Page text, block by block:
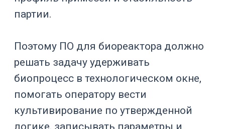
всех биопроцессах, где результат
зависит от повторяемости
роль ПО.
Оборудование
или процесс
Зачем нужно ПО
Лабораторный
биореактор
Повторение
экспериментов,
сбор данных,